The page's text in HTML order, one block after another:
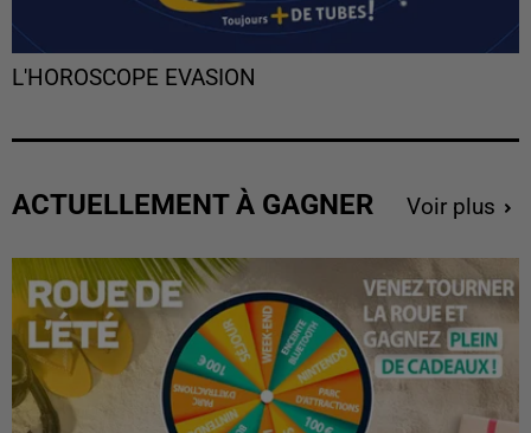
L'HOROSCOPE EVASION
ACTUELLEMENT À GAGNER Voir plus